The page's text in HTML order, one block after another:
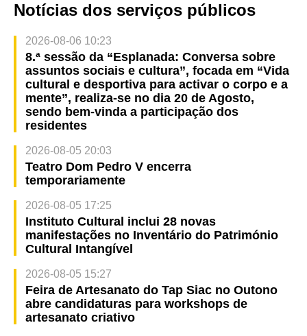
Notícias dos serviços públicos
2026-08-06 10:23
8.ª sessão da “Esplanada: Conversa sobre
assuntos sociais e cultura”, focada em “Vida
cultural e desportiva para activar o corpo e a
mente”, realiza-se no dia 20 de Agosto,
sendo bem-vinda a participação dos
residentes
2026-08-05 20:03
Teatro Dom Pedro V encerra
temporariamente
2026-08-05 17:25
Instituto Cultural inclui 28 novas
manifestações no Inventário do Património
Cultural Intangível
2026-08-05 15:27
Feira de Artesanato do Tap Siac no Outono
abre candidaturas para workshops de
artesanato criativo